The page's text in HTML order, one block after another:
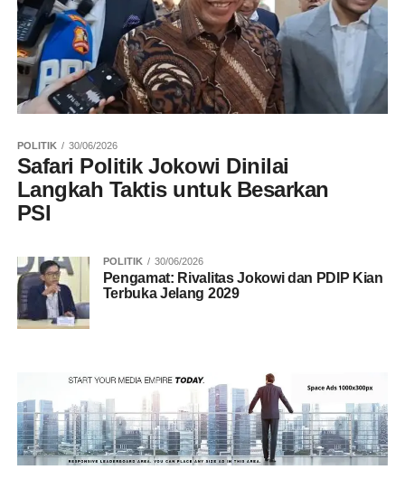
POLITIK 30/06/2026
Safari Politik Jokowi Dinilai
Langkah Taktis untuk Besarkan
PSI
POLITIK 30/06/2026
Pengamat: Rivalitas Jokowi dan PDIP Kian
Terbuka Jelang 2029